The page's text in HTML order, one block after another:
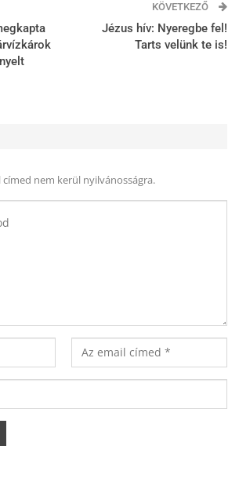
KÖVETKEZŐ
Jézus hív: Nyeregbe fel!
Tarts velünk te is!
címed nem kerül nyilvánosságra.